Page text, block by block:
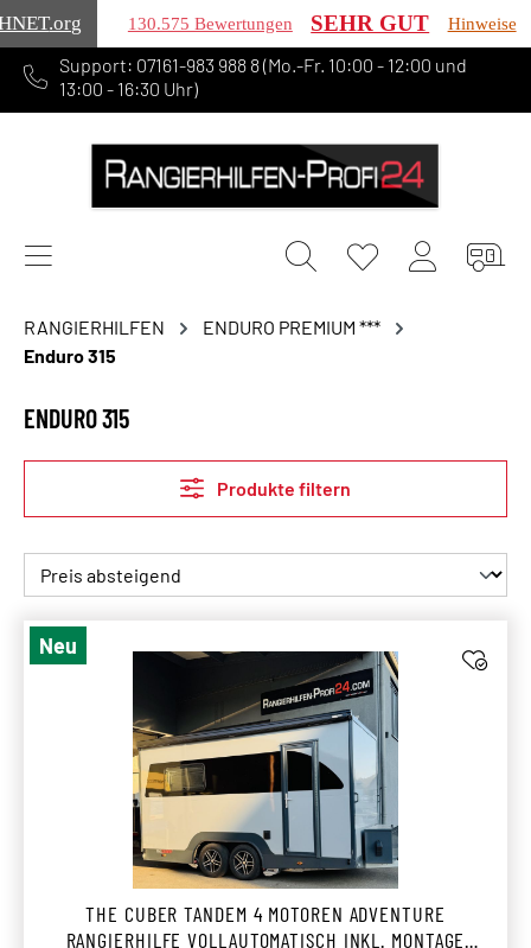
.org 130.575 Bewertungen SEHR GUT Hinweise
springen
Support: 07161-983 988 8 (Mo.-Fr. 10:00 - 12:00 und
13:00 - 16:30 Uhr)
RANGIERHILFEN
ENDURO PREMIUM ***
Enduro 315
ENDURO 315
Produkte filtern
Neu
THE CUBER TANDEM 4 MOTOREN ADVENTURE
RANGIERHILFE VOLLAUTOMATISCH INKL. MONTAGE